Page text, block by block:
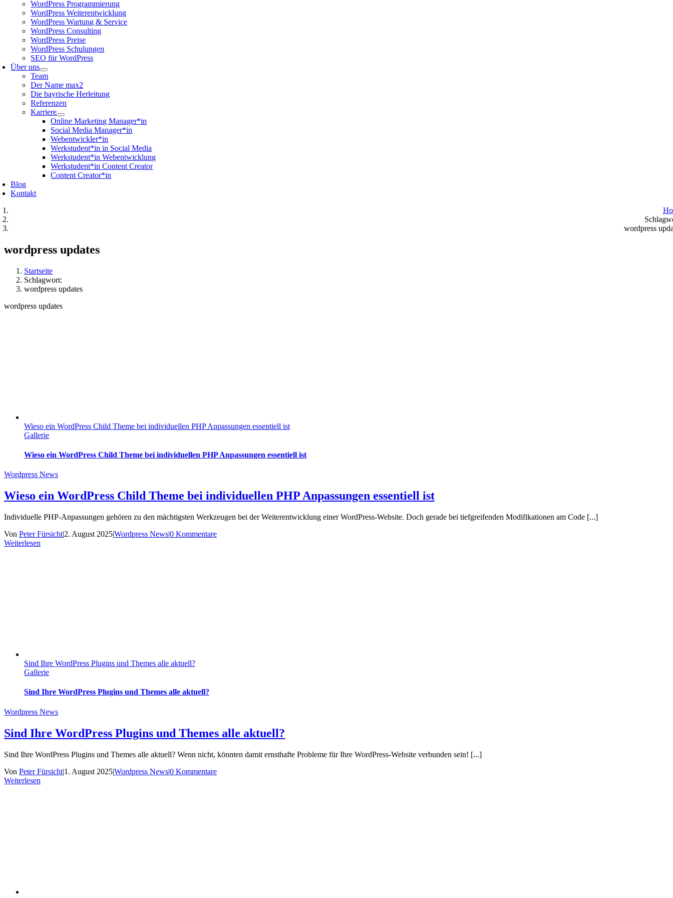
WordPress Programmierung
WordPress Weiterentwicklung
WordPress Wartung & Service
WordPress Consulting
WordPress Preise
WordPress Schulungen
SEO für WordPress
Über uns
Team
Der Name max2
Die bayrische Herleitung
Referenzen
Karriere
Online Marketing Manager*in
Social Media Manager*in
Webentwickler*in
Werkstudent*in in Social Media
Werkstudent*in Webentwicklung
Werkstudent*in Content Creator
Content Creator*in
Blog
Kontakt
wordpress
wordpress updates
Startseite
Schlagwort:
wordpress updates
wordpress updates
Wieso ein WordPress Child Theme bei individuellen PHP Anpassungen essentiell ist
Gallerie
Wieso ein WordPress Child Theme bei individuellen PHP Anpassungen essentiell ist
Wordpress News
Wieso ein WordPress Child Theme bei individuellen PHP Anpassungen essentiell ist
Individuelle PHP-Anpassungen gehören zu den mächtigsten Werkzeugen bei der Weiterentwicklung einer WordPress-Website. Doch gerade bei tiefgreifenden Modifikationen am Code [...]
Von Peter Fürsicht|2. August 2025|Wordpress News|0 Kommentare
Weiterlesen
Sind Ihre WordPress Plugins und Themes alle aktuell?
Gallerie
Sind Ihre WordPress Plugins und Themes alle aktuell?
Wordpress News
Sind Ihre WordPress Plugins und Themes alle aktuell?
Sind Ihre WordPress Plugins und Themes alle aktuell? Wenn nicht, könnten damit ernsthafte Probleme für Ihre WordPress-Website verbunden sein! [...]
Von Peter Fürsicht|1. August 2025|Wordpress News|0 Kommentare
Weiterlesen